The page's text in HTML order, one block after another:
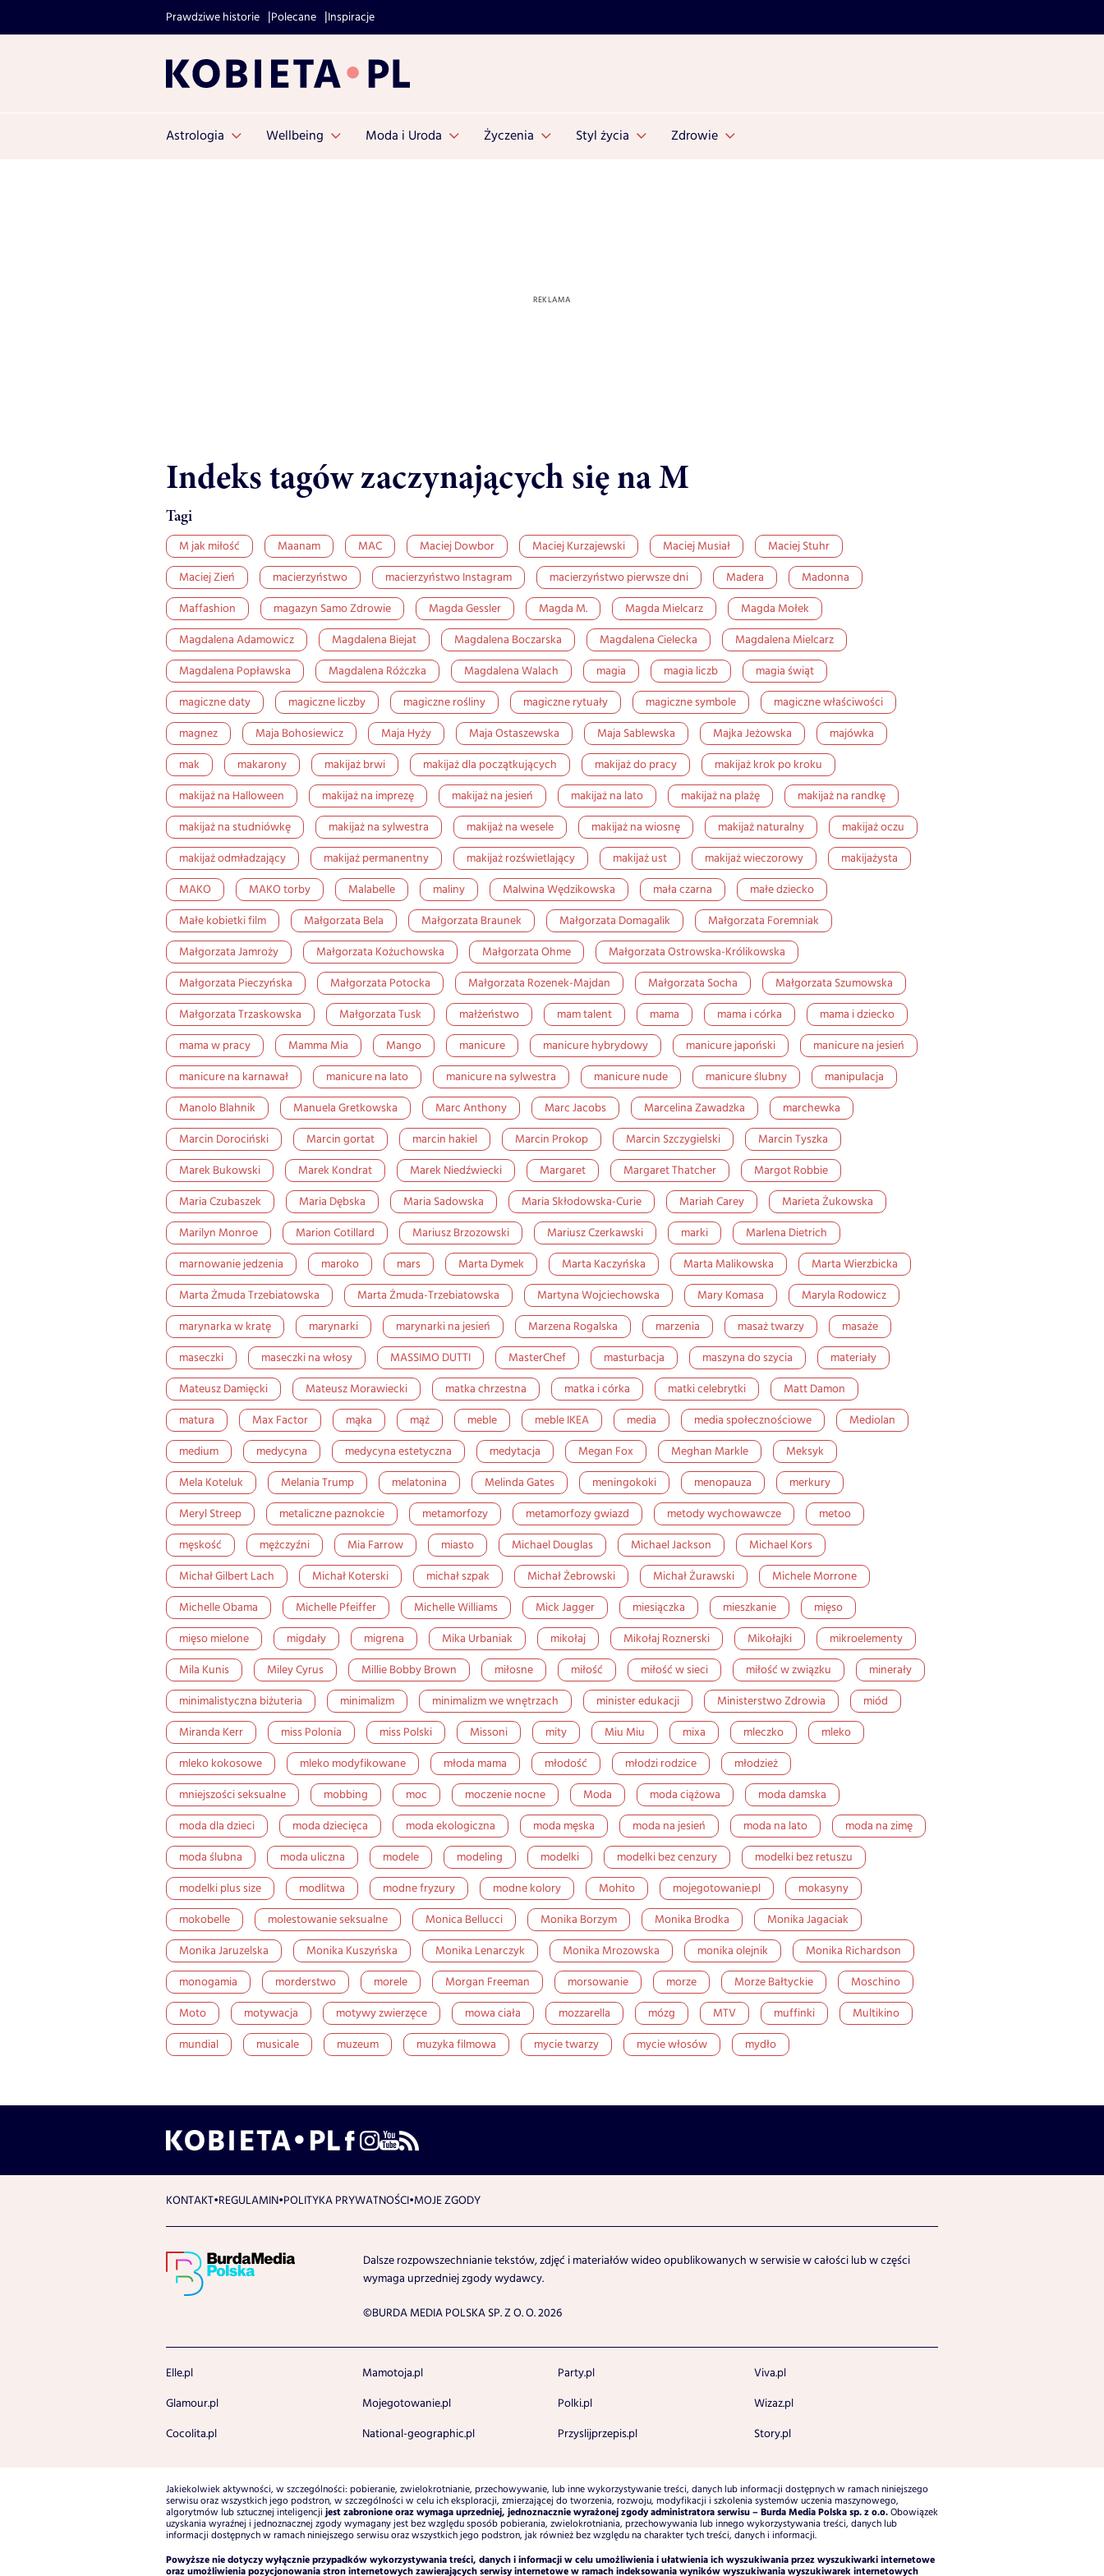
Prawdziwe historie Polecane Inspiracje
Astrologia Wellbeing Moda i Uroda Życzenia Styl życia Zdrowie
Indeks tagów zaczynających się na M
Tagi
M jak miłość Maanam MAC Maciej Dowbor Maciej Kurzajewski Maciej Musiał
Maciej Stuhr
Maciej Zień
macierzyństwo macierzyństwo Instagram macierzyństwo pierwsze dni Madera
Madonna
Maffashion
magazyn Samo Zdrowie Magda Gessler Magda M. Magda Mielcarz
Magda Mołek
Magdalena Adamowicz
Magdalena Biejat Magdalena Boczarska Magdalena Cielecka
Magdalena Mielcarz
Magdalena Popławska
Magdalena Różczka Magdalena Walach magia magia liczb
magia świąt
magiczne daty
magiczne liczby magiczne rośliny magiczne rytuały magiczne symbole
magiczne właściwości
magnez
Maja Bohosiewicz Maja Hyży Maja Ostaszewska Maja Sablewska Majka Jeżowska
majówka
mak
makarony makijaż brwi makijaż dla początkujących makijaż do pracy
makijaż krok po kroku
makijaż na Halloween
makijaż na imprezę makijaż na jesień makijaż na lato makijaż na plażę
makijaż na randkę
makijaż na studniówkę
makijaż na sylwestra makijaż na wesele makijaż na wiosnę makijaż naturalny
makijaż oczu
makijaż odmładzający
makijaż permanentny makijaż rozświetlający makijaż ust makijaż wieczorowy
makijażysta
MAKO
MAKO torby Malabelle maliny Malwina Wędzikowska mała czarna
małe dziecko
Małe kobietki film
Małgorzata Bela Małgorzata Braunek Małgorzata Domagalik
Małgorzata Foremniak
Małgorzata Jamroży
Małgorzata Kożuchowska Małgorzata Ohme
Małgorzata Ostrowska-Królikowska
Małgorzata Pieczyńska
Małgorzata Potocka Małgorzata Rozenek-Majdan Małgorzata Socha
Małgorzata Szumowska
Małgorzata Trzaskowska
Małgorzata Tusk małżeństwo mam talent mama mama i córka
mama i dziecko
mama w pracy
Mamma Mia Mango manicure manicure hybrydowy manicure japoński
manicure na jesień
manicure na karnawał
manicure na lato manicure na sylwestra manicure nude manicure ślubny
manipulacja
Manolo Blahnik
Manuela Gretkowska Marc Anthony Marc Jacobs Marcelina Zawadzka
marchewka
Marcin Dorociński
Marcin gortat marcin hakiel Marcin Prokop Marcin Szczygielski
Marcin Tyszka
Marek Bukowski
Marek Kondrat Marek Niedźwiecki Margaret Margaret Thatcher
Margot Robbie
Maria Czubaszek
Maria Dębska Maria Sadowska Maria Skłodowska-Curie Mariah Carey
Marieta Żukowska
Marilyn Monroe
Marion Cotillard Mariusz Brzozowski Mariusz Czerkawski marki
Marlena Dietrich
marnowanie jedzenia
maroko mars Marta Dymek Marta Kaczyńska Marta Malikowska
Marta Wierzbicka
Marta Żmuda Trzebiatowska
Marta Żmuda-Trzebiatowska Martyna Wojciechowska Mary Komasa
Maryla Rodowicz
marynarka w kratę
marynarki marynarki na jesień Marzena Rogalska marzenia masaż twarzy
masaże
maseczki
maseczki na włosy MASSIMO DUTTI MasterChef masturbacja maszyna do szycia
materiały
Mateusz Damięcki
Mateusz Morawiecki matka chrzestna matka i córka matki celebrytki
Matt Damon
matura
Max Factor mąka mąż meble meble IKEA media media społecznościowe
Mediolan
medium
medycyna medycyna estetyczna medytacja Megan Fox Meghan Markle
Meksyk
Mela Koteluk
Melania Trump melatonina Melinda Gates meningokoki menopauza
merkury
Meryl Streep
metaliczne paznokcie metamorfozy metamorfozy gwiazd metody wychowawcze
metoo
męskość
mężczyźni Mia Farrow miasto Michael Douglas Michael Jackson
Michael Kors
Michał Gilbert Lach
Michał Koterski michał szpak Michał Żebrowski Michał Żurawski
Michele Morrone
Michelle Obama
Michelle Pfeiffer Michelle Williams Mick Jagger miesiączka mieszkanie
mięso
mięso mielone
migdały migrena Mika Urbaniak mikołaj Mikołaj Roznerski Mikołajki
mikroelementy
Mila Kunis
Miley Cyrus Millie Bobby Brown miłosne miłość miłość w sieci miłość w związku
minerały
minimalistyczna biżuteria
minimalizm minimalizm we wnętrzach minister edukacji Ministerstwo Zdrowia
miód
Miranda Kerr
miss Polonia miss Polski Missoni mity Miu Miu mixa mleczko
mleko
mleko kokosowe
mleko modyfikowane młoda mama młodość młodzi rodzice
młodzież
mniejszości seksualne
mobbing moc moczenie nocne Moda moda ciążowa
moda damska
moda dla dzieci
moda dziecięca moda ekologiczna moda męska moda na jesień moda na lato
moda na zimę
moda ślubna
moda uliczna modele modeling modelki modelki bez cenzury
modelki bez retuszu
modelki plus size
modlitwa modne fryzury modne kolory Mohito mojegotowanie.pl
mokasyny
mokobelle
molestowanie seksualne Monica Bellucci Monika Borzym Monika Brodka
Monika Jagaciak
Monika Jaruzelska
Monika Kuszyńska Monika Lenarczyk Monika Mrozowska monika olejnik
Monika Richardson
monogamia
morderstwo morele Morgan Freeman morsowanie morze Morze Bałtyckie
Moschino
Moto
motywacja motywy zwierzęce mowa ciała mozzarella mózg MTV muffinki
Multikino
mundial
musicale muzeum muzyka filmowa mycie twarzy mycie włosów mydło
KONTAKT REGULAMIN POLITYKA PRYWATNOŚCI MOJE ZGODY
Dalsze rozpowszechnianie tekstów, zdjęć i materiałów wideo opublikowanych w serwisie w całości lub w części
wymaga uprzedniej zgody wydawcy.
©BURDA MEDIA POLSKA SP. Z O. O. 2026
Elle.pl
Glamour.pl
Cocolita.pl
Mamotoja.pl
Mojegotowanie.pl
National-geographic.pl
Party.pl
Polki.pl
Przyslijprzepis.pl
Viva.pl
Wizaz.pl
Story.pl
Jakiekolwiek aktywności, w szczególności: pobieranie, zwielokrotnianie, przechowywanie, lub inne wykorzystywanie treści, danych lub informacji dostępnych w ramach niniejszego
serwisu oraz wszystkich jego podstron, w szczególności w celu ich eksploracji, zmierzającej do tworzenia, rozwoju, modyfikacji i szkolenia systemów uczenia maszynowego,
algorytmów lub sztucznej inteligencji jest zabronione oraz wymaga uprzedniej, jednoznacznie wyrażonej zgody administratora serwisu – Burda Media Polska sp. z o.o.Obowiązek
uzyskania wyraźnej i jednoznacznej zgody wymagany jest bez względu sposób pobierania, zwielokrotniania, przechowywania lub innego wykorzystywania treści, danych lub
informacji dostępnych w ramach niniejszego serwisu oraz wszystkich jego podstron, jak również bez względu na charakter tych treści, danych i informacji.
Powyższe nie dotyczy wyłącznie przypadków wykorzystywania treści, danych i informacji w celu umożliwienia i ułatwienia ich wyszukiwania przez wyszukiwarki internetowe
oraz umożliwienia pozycjonowania stron internetowych zawierających serwisy internetowe w ramach indeksowania wyników wyszukiwania wyszukiwarek internetowych